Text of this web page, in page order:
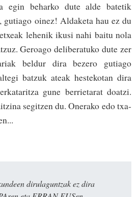
egin beharko dute alde batetik
gutiago oinez! Aldaketa hau ez du
lehenik ikusi nahi baitu nola
Geroago deliberatuko dute zer
beldur dira bezero gutiago
batzuk ateak hestekotan dira
gune berrietarat doatzi.
segi­tzen du. One­rako edo txa­
dirulaguntzak ez dira